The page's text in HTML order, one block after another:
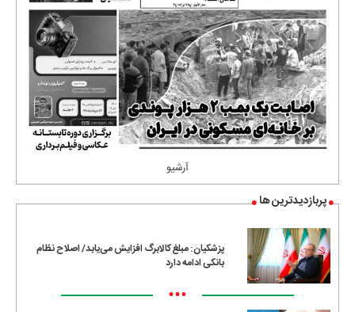
آرشیو
پربازدیدترین ها
پزشکیان: مبلغ کالابرگ افزایش می‌یابد/ اصلاح نظام
بانکی ادامه دارد
•••